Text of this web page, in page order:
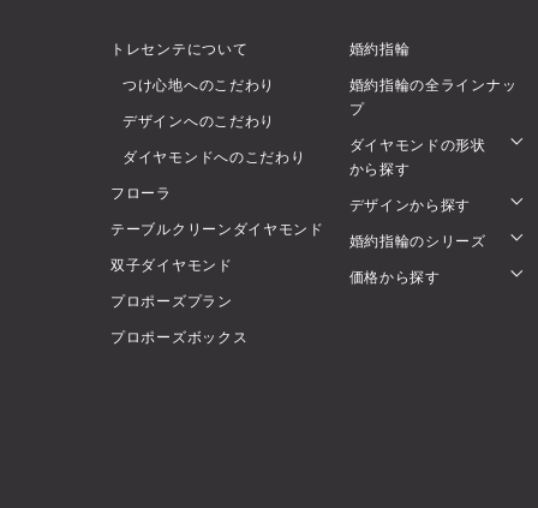
トレセンテについて
つけ心地へのこだわり
デザインへのこだわり
ダイヤモンドへのこだわり
フローラ
テーブルクリーンダイヤモンド
双子ダイヤモンド
プロポーズプラン
プロポーズボックス
婚約指輪
婚約指輪の全ラインナッ
プ
ダイヤモンドの形状
から探す
デザインから探す
婚約指輪のシリーズ
価格から探す